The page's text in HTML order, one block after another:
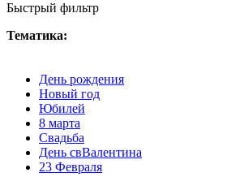
Быстрый фильтр
Тематика:
День рождения
Новый год
Юбилей
8 марта
Свадьба
День свВалентина
23 Февраля